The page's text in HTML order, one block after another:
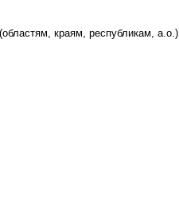
краям, республикам,